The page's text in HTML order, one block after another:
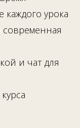
урока
и чат для